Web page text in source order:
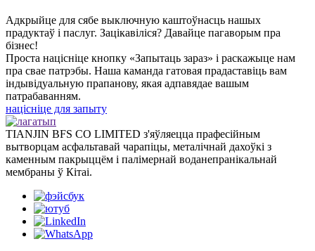
Адкрыйце для сябе выключную каштоўнасць нашых
прадуктаў і паслуг. Зацікавіліся? Давайце пагаворым пра
бізнес!
Проста націсніце кнопку «Запытаць зараз» і раскажыце нам
пра свае патрэбы. Наша каманда гатовая прадаставіць вам
індывідуальную прапанову, якая адпавядае вашым
патрабаванням.
націсніце для запыту
TIANJIN BFS CO LIMITED з'яўляецца прафесійным
вытворцам асфальтавай чарапіцы, металічнай дахоўкі з
каменным пакрыццём і палімернай воданепранікальнай
мембраны ў Кітаі.